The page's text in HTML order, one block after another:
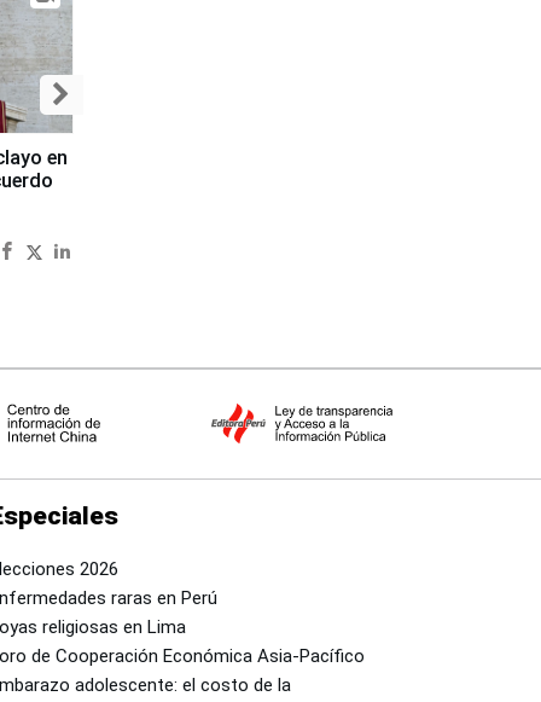
en
2026
raras en Perú
religiosas en Lima
de Cooperación Económica Asia-Pacífico
adolescente: el costo de la